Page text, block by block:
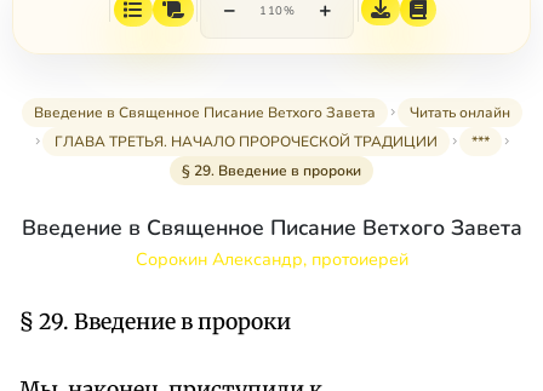
− 110% +
Введение в Священное Писание Ветхого Завета
Читать онлайн
ГЛАВА ТРЕТЬЯ. НАЧАЛО ПРОРОЧЕСКОЙ ТРАДИЦИИ
***
§ 29. Введение в пророки
Введение в Священное Писание Ветхого Завета
Сорокин Александр, протоиерей
§ 29. Введение в пророки